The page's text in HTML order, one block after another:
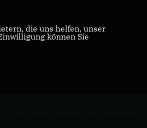
die uns helfen, unser
können Sie